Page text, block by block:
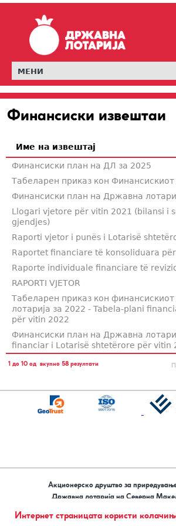
МЕНИ
Интернет страницата користи
Финансиски извештаи
Име на извештај
Финансиски план на ДЛ за 2025
Табеларен приказ кон
Финансиски план на Државна
Llogari vjetore për vitin 2021 (bilansi i
gjendjes)
Raporti vjetor i punës i Lotarisë
Raportet financiare të konsoliduara
Raporte individuale financiare të
RAPORTI VJETOR
Табеларен приказ кон
лотарија за 2022 - Tabela-plani
për vitin 2022
Финансиски план на Државна
financiar i Lotarisë shtetërore për vitin
1 до 10 од вкупно 58 резултати
Акционерско друштво за
Државна лотарија на Северна
ЕМБС 6436846 | ЕДБ